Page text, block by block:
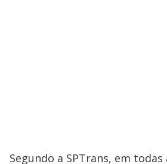
Segundo a SPTrans, em